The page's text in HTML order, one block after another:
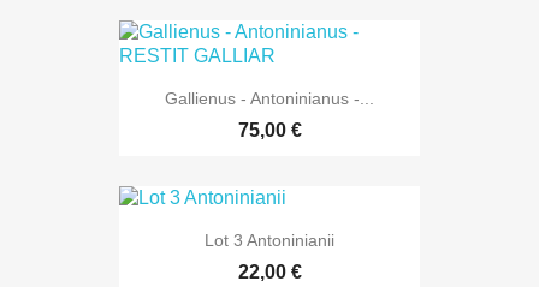
Gallienus - Antoninianus -...
75,00 €
Lot 3 Antoninianii
22,00 €